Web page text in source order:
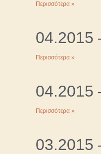
Περισσότερα »
04.2015
Περισσότερα »
04.2015
Περισσότερα »
03.2015